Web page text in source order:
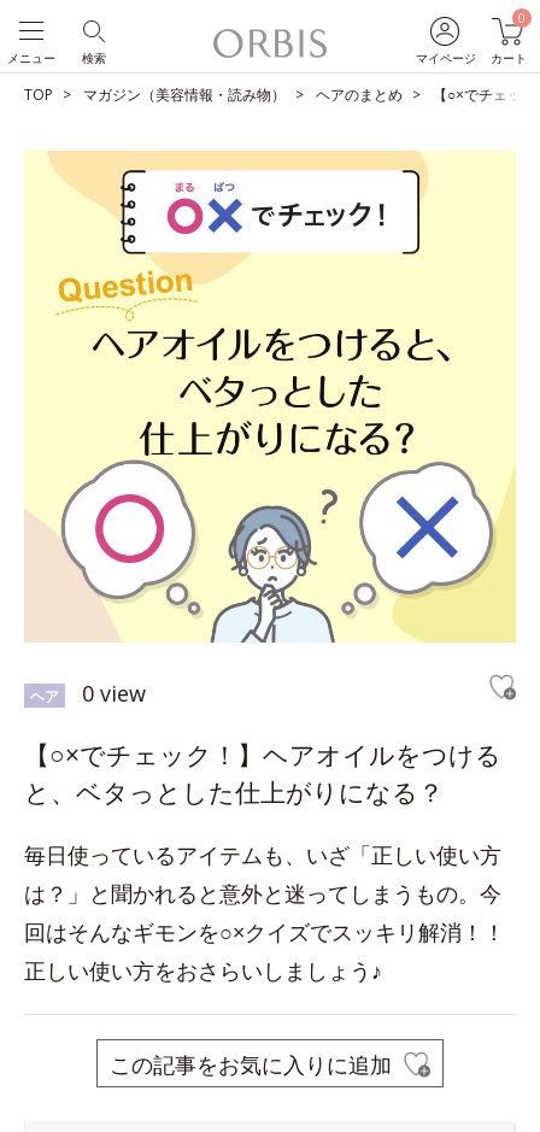
マイページ
0
カート
検索
メニュー
TOP マガジン（美容情報・読み物） ヘアのまとめ 【○×でチェッ
ヘア 0 view
【○×でチェック！】ヘアオイルをつける
と、ベタっとした仕上がりになる？
毎日使っているアイテムも、いざ「正しい使い方
は？」と聞かれると意外と迷ってしまうもの。今
回はそんなギモンを○×クイズでスッキリ解消！！
正しい使い方をおさらいしましょう♪
この記事をお気に入りに追加